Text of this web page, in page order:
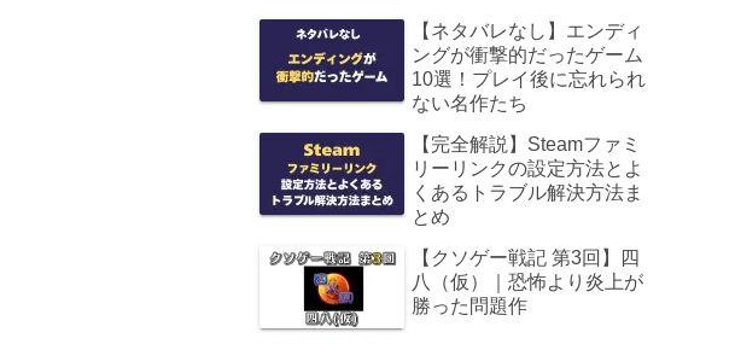
【ネタバレなし】エンディ
ングが衝撃的だったゲーム
10選！プレイ後に忘れられ
ない名作たち
【完全解説】Steamファミ
リーリンクの設定方法とよ
くあるトラブル解決方法ま
とめ
【クソゲー戦記 第3回】四
八（仮）｜恐怖より炎上が
勝った問題作